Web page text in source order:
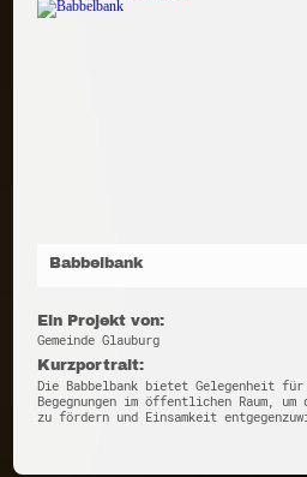
Babbelbank
Ein Projekt von:
Gemeinde Glauburg
Kurzportrait:
Die Babbelbank bietet Gelegenheit für
Begegnungen im öffentlichen Raum,
zu fördern und Einsamkeit